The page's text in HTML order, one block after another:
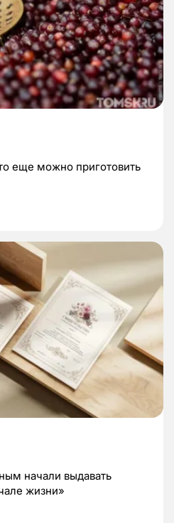
еще можно приготовить
начали выдавать
жизни»